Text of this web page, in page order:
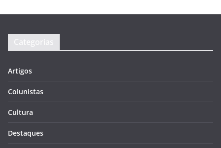
Categorias
Artigos
Colunistas
Cultura
Destaques